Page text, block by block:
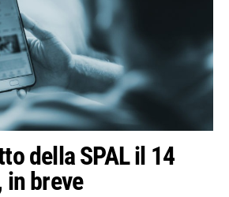
della SPAL il 14
breve